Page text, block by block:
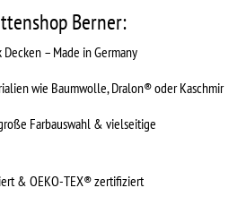
Berner:
– Made in Germany
wie Baumwolle, Dralon® oder Kaschmir
Farbauswahl & vielseitige
& OEKO-TEX® zertifiziert